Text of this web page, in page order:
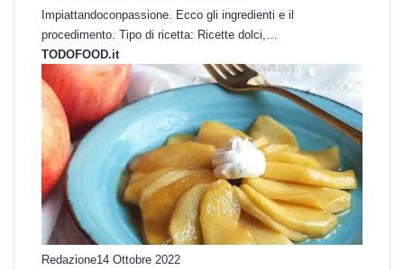
Impiattandoconpassione. Ecco gli ingredienti e il
procedimento. Tipo di ricetta: Ricette dolci,…
TODOFOOD.it
Redazione14 Ottobre 2022